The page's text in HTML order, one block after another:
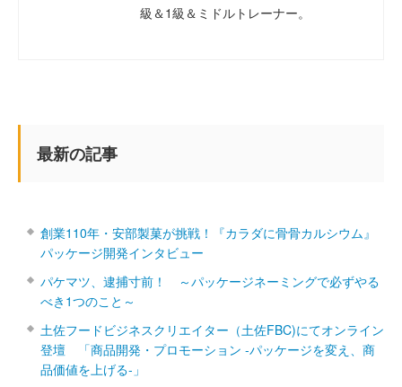
級＆1級＆ミドルトレーナー。
最新の記事
創業110年・安部製菓が挑戦！『カラダに骨骨カルシウム』
パッケージ開発インタビュー
パケマツ、逮捕寸前！ ～パッケージネーミングで必ずやる
べき1つのこと～
土佐フードビジネスクリエイター（土佐FBC)にてオンライン
登壇 「商品開発・プロモーション ‐パッケージを変え、商
品価値を上げる‐」